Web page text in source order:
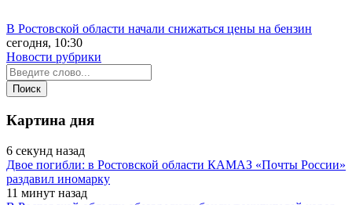
В Ростовской области начали снижаться цены на бензин
сегодня, 10:30
Новости рубрики
Картина дня
6 секунд назад
Двое погибли: в Ростовской области КАМАЗ «Почты России»
раздавил иномарку
11 минут назад